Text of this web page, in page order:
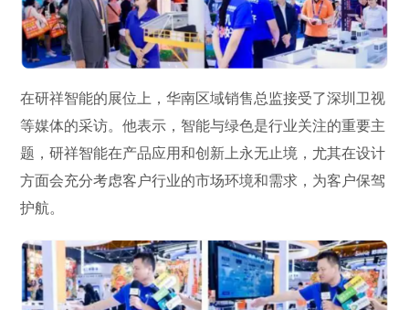
在研祥智能的展位上，华南区域销售总监接受了深圳卫视
等媒体的采访。他表示，智能与绿色是行业关注的重要主
题，研祥智能在产品应用和创新上永无止境，尤其在设计
方面会充分考虑客户行业的市场环境和需求，为客户保驾
护航。